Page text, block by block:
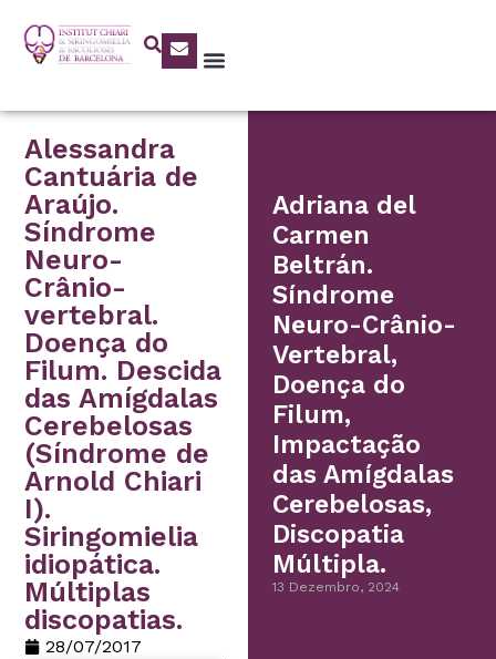
Alessandra
Cantuária de
Araújo.
Síndrome
Neuro-
Crânio-
vertebral.
Doença do
Filum. Descida
das Amígdalas
Cerebelosas
(Síndrome de
Arnold Chiari
I).
Siringomielia
idiopática.
Múltiplas
discopatias.
28/07/2017
Adriana del
Carmen
Beltrán.
Síndrome
Neuro-Crânio-
Vertebral,
Doença do
Filum,
Impactação
das Amígdalas
Cerebelosas,
Discopatia
Múltipla.
13 Dezembro, 2024